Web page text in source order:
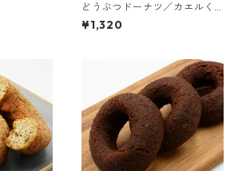
どうぶつドーナツ／カエルく
ん（3個入り）
¥1,320